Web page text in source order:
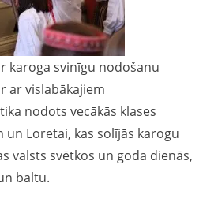
karoga svinīgu nodošanu
ar vislabākajiem
nodots vecākās klases
un Loretai, kas solījās karogu
valsts svētkos un goda dienās,
baltu.